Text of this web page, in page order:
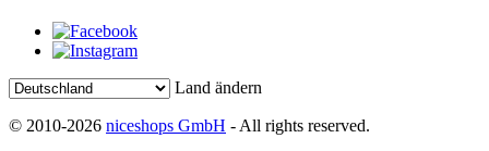
Land ändern
© 2010-2026 niceshops GmbH - All rights reserved.